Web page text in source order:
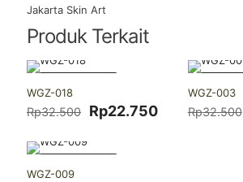
Jakarta Skin Art
Produk Terkait
WGZ-018
Rp32.500
Harga
Rp32.500.
Rp22.750Harga
WGZ-003
Rp32.500
WGZ-009